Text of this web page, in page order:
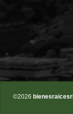
©2026